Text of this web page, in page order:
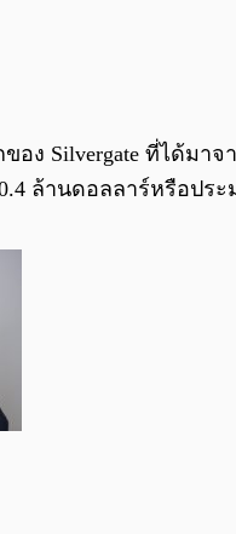
ของ Silvergate ที่ได้มา
ล้านดอลลาร์หรือประ